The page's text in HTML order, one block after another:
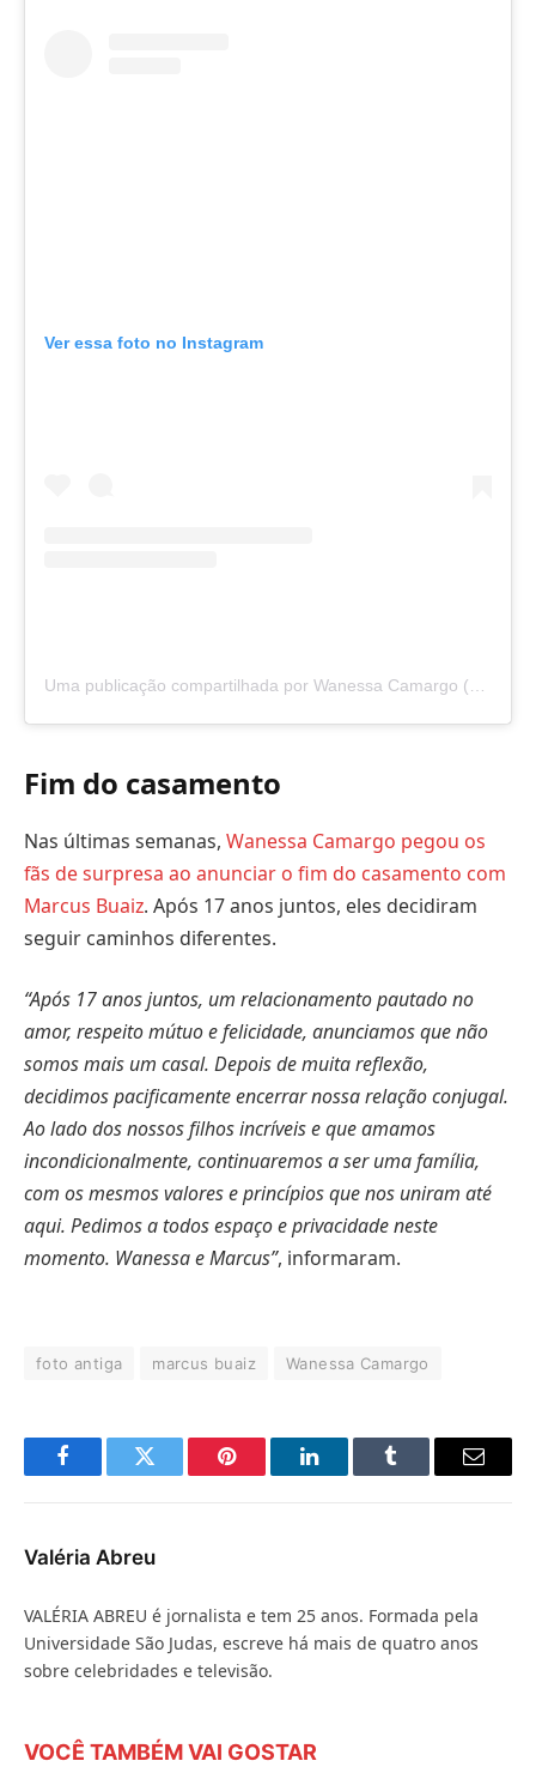
Ver essa foto no Instagram
Fim do casamento
Nas últimas semanas, Wanessa Camargo pegou os
fãs de surpresa ao anunciar o fim do casamento com
Marcus Buaiz. Após 17 anos juntos, eles decidiram
seguir caminhos diferentes.
“Após 17 anos juntos, um relacionamento pautado no
amor, respeito mútuo e felicidade, anunciamos que não
somos mais um casal. Depois de muita reflexão,
decidimos pacificamente encerrar nossa relação conjugal.
Ao lado dos nossos filhos incríveis e que amamos
incondicionalmente, continuaremos a ser uma família,
com os mesmos valores e princípios que nos uniram até
aqui. Pedimos a todos espaço e privacidade neste
momento. Wanessa e Marcus”, informaram.
foto antiga marcus buaiz Wanessa Camargo
FacebookTwitter Pinterest LinkedInTumblr
E-
Valéria Abreu
VALÉRIA ABREU é jornalista e tem 25 anos. Formada pela
Universidade São Judas, escreve há mais de quatro anos
sobre celebridades e televisão.
VOCÊ TAMBÉM VAI GOSTAR